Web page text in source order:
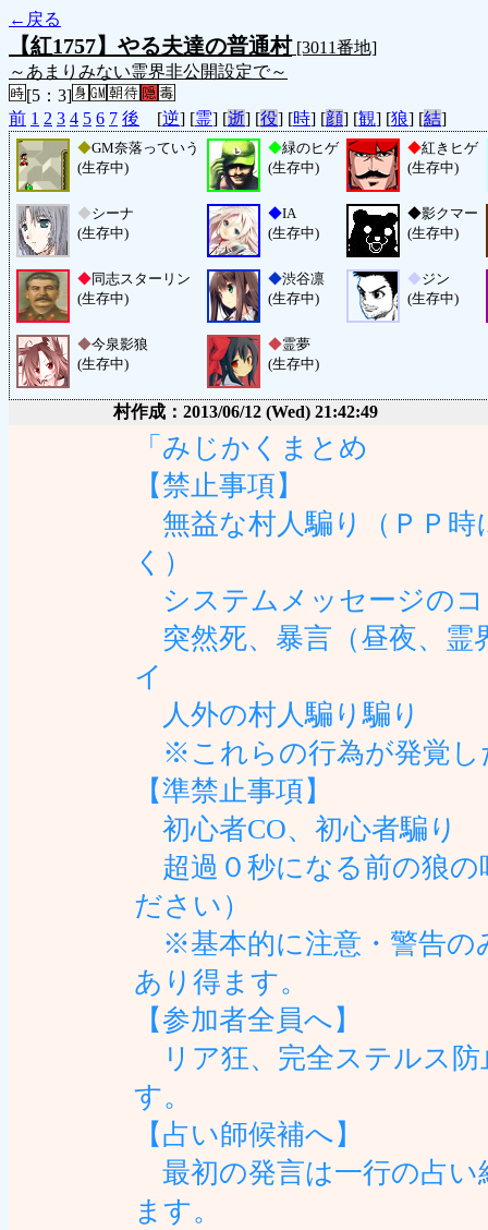
←戻る
【紅1757】やる夫達の普通村[3011番地]
～あまりみない霊界非公開設定で～
[5：3]
前 1 2 3 4 5 6 7 後 [逆] [霊] [逝] [役] [時] [顔] [観] [狼] [結]
◆GM奈落っていう
(生存中)
◆緑のヒゲ
(生存中)
◆紅きヒゲ
(生存中)
◆シーナ
(生存中)
◆IA
(生存中)
◆影クマー
(生存中)
◆同志スターリン
(生存中)
◆渋谷凛
(生存中)
◆ジン
(生存中)
◆今泉影狼
(生存中)
◆霊夢
(生存中)
村作成：2013/06/12 (Wed) 21:42:49
「みじかくまとめ
【禁止事項】
無益な村人騙り（ＰＰ時
く）
システムメッセージのコ
突然死、暴言（昼夜、霊
イ
人外の村人騙り騙り
※これらの行為が発覚し
【準禁止事項】
初心者CO、初心者騙り
超過０秒になる前の狼の
ださい）
※基本的に注意・警告の
あり得ます。
【参加者全員へ】
リア狂、完全ステルス防
す。
【占い師候補へ】
最初の発言は一行の占い
ます。